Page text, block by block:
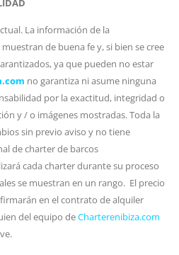
La información de la
de buena fe y, si bien se cree
ya que pueden no estar
no garantiza ni asume ninguna
por la exactitud, integridad o
y / o imágenes mostradas. Toda la
sin previo aviso y no tiene
de charter de barcos
cada charter durante su proceso
se muestran en un rango. El precio
en el contrato de alquiler
del equipo deCharterenibiza.com